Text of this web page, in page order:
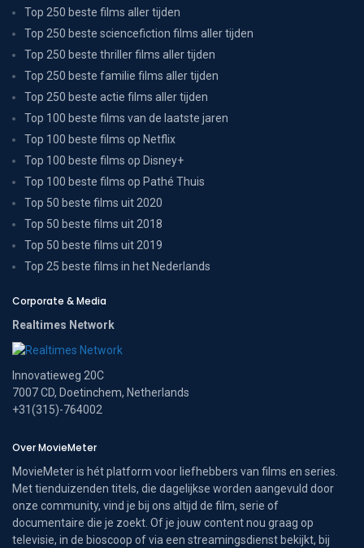
Top 250 beste films aller tijden
Top 250 beste sciencefiction films aller tijden
Top 250 beste thriller films aller tijden
Top 250 beste familie films aller tijden
Top 250 beste actie films aller tijden
Top 100 beste films van de laatste jaren
Top 100 beste films op Netflix
Top 100 beste films op Disney+
Top 100 beste films op Pathé Thuis
Top 50 beste films uit 2020
Top 50 beste films uit 2018
Top 50 beste films uit 2019
Top 25 beste films in het Nederlands
Corporate & Media
Realtimes Network
Innovatieweg 20C
7007 CD, Doetinchem, Netherlands
+31(315)-764002
Over MovieMeter
MovieMeter is hét platform voor liefhebbers van films en series.
Met tienduizenden titels, die dagelijkse worden aangevuld door
onze community, vind je bij ons altijd de film, serie of
documentaire die je zoekt. Of je jouw content nou graag op
televisie, in de bioscoop of via een streamingsdienst bekijkt, bij